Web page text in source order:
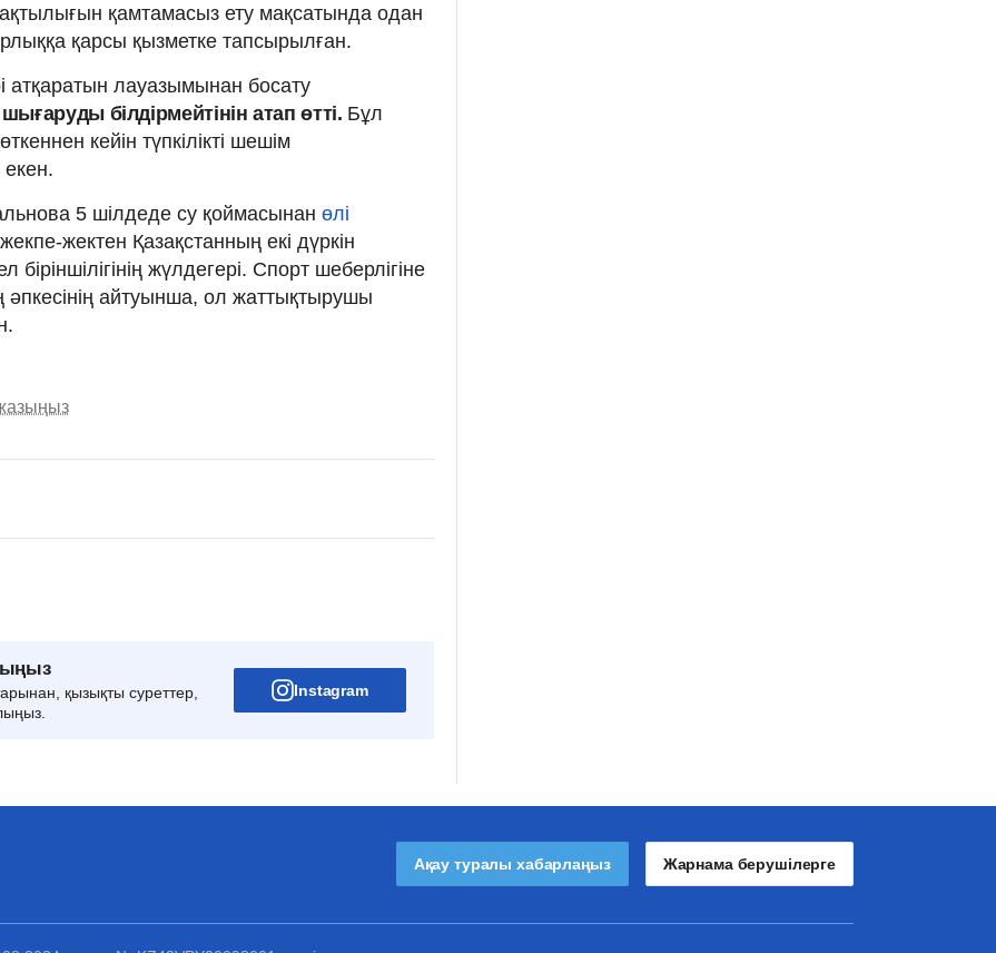
қамтамасыз ету мақсатында одан
қарсы қызметке тапсырылған.
атқаратын лауазымынан босату
білдірмейтінін атап өтті. Бұл
кейін түпкілікті шешім
5 шілдеде су қоймасынан өлі
жектен Қазақстанның екі дүркін
жүлдегері. Спорт шеберлігіне
әпкесінің айтуынша, ол жаттықтырушы
қызықты суреттер,
Instagram
Ақау туралы хабарлаңыз Жарнама берушілерге